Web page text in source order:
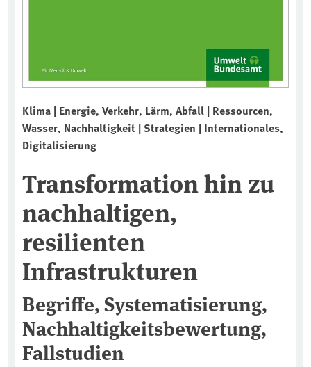
Klima | Energie, Verkehr, Lärm, Abfall | Ressourcen,
Wasser, Nachhaltigkeit | Strategien | Internationales,
Digitalisierung
Transformation hin zu
nachhaltigen,
resilienten
Infrastrukturen
Begriffe, Systematisierung,
Nachhaltigkeitsbewertung,
Fallstudien